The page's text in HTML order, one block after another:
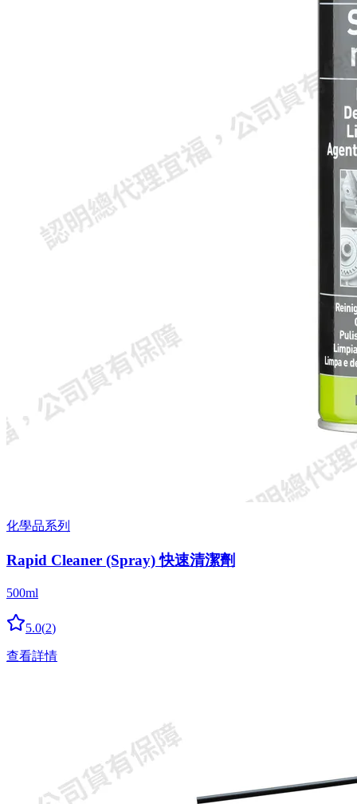
化學品系列
Rapid Cleaner (Spray) 快速清潔劑
500ml
5.0(2)
查看詳情